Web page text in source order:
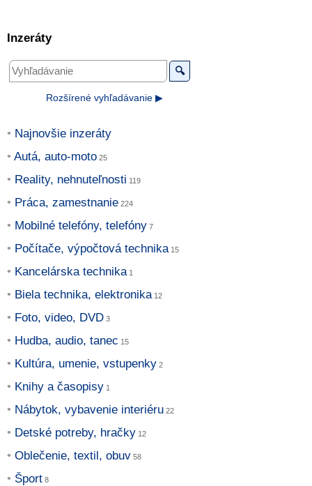
Inzeráty
🔍
Rozšírené vyhľadávanie ▶
Najnovšie inzeráty
Autá, auto-moto
Reality, nehnuteľnosti
Práca, zamestnanie
Mobilné telefóny, telefóny
Počítače, výpočtová technika
Kancelárska technika
Biela technika, elektronika
Foto, video, DVD
Hudba, audio, tanec
Kultúra, umenie, vstupenky
Knihy a časopisy
Nábytok, vybavenie interiéru
Detské potreby, hračky
Oblečenie, textil, obuv
Šport